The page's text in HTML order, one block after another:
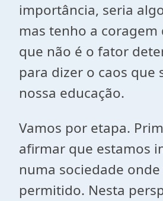
importância, seria
mas tenho a
que não é o fator
para dizer o caos que
nossa educação.
Vamos por etapa.
afirmar que estamos
numa sociedade
permitido. Nesta